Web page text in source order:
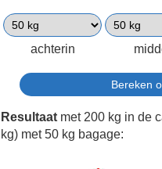
achterin
Resultaat met 200 kg in de
kg) met 50 kg bagage: